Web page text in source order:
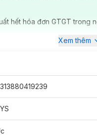
hết hóa đơn GTGT trong
Xem thêm